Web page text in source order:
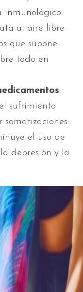
inmunológico.
al aire libre
que supone
todo en
:
sufrimiento
somatizaciones.
el uso de
depresión y la